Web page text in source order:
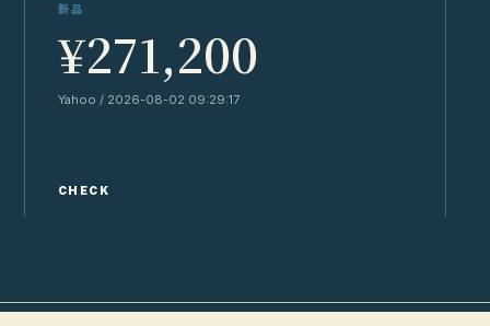
新品
¥271,200
Yahoo / 2026-08-02 09:29:17
CHECK